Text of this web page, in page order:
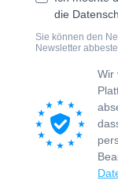
die
Sie können den
Newsletter
Wir